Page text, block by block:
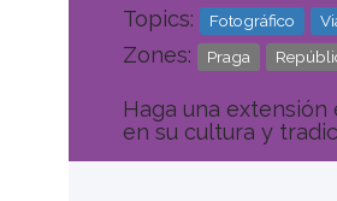
Topics: Fotográfico
Zones: Praga
Haga una
en su cultura y